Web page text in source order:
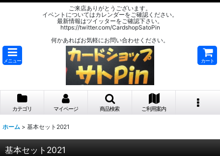
ご来店ありがとうございます。
イベントについてはカレンダーをご確認ください。
最新情報はツイッターをご確認下さい。
https://twitter.com/CardshopSatoPin
何かあればお気軽にお問い合わせください。
メニュー カート
カテゴリ マイページ 商品検索 ご利用案内
ホーム > 基本セット2021
基本セット2021